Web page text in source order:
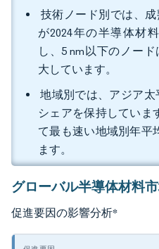
技術ノード別では、成
が2024年の半導体材
し、5 nm以下のノー
大しています。
地域別では、アジア太
シェアを保持していま
て最も速い地域別年平
ます。
グローバル半導体材料
促進要因の影響分析*